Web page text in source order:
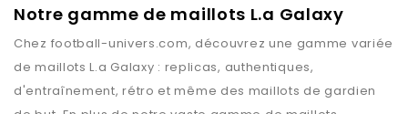
Notre gamme de maillots L.a Galaxy
Chez football-univers.com, découvrez une gamme variée
de maillotsL.a Galaxy : replicas, authentiques,
d'entraînement, rétro et même des maillots de gardien